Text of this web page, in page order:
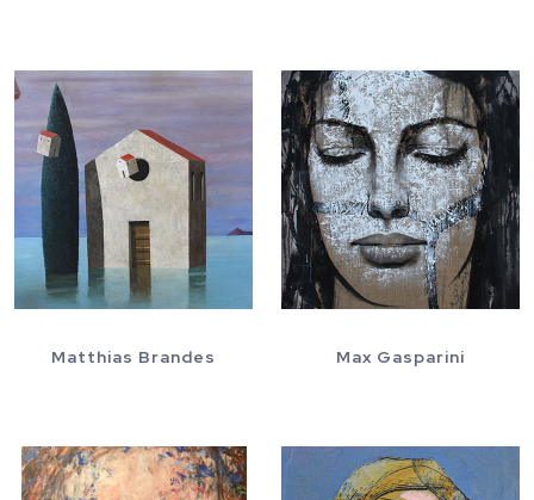
Matthias Brandes Max Gasparini